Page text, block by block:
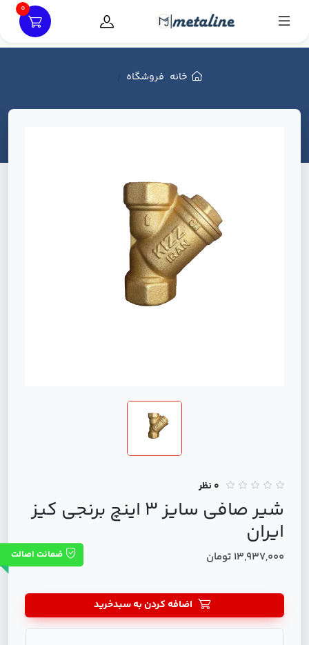
0
خانه فروشگاه
0 نظر
شیر صافی سایز 3 اینچ برنجی کیز
ایران
13,937,000 تومان ضمانت اصالت
اضافه کردن به سبدخرید